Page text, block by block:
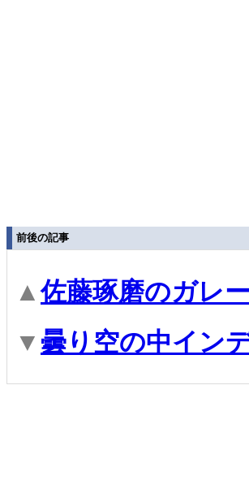
前後の記事
▲佐藤琢磨のガレ
▼ 曇り空の中イン